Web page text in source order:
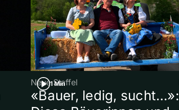
1 Min
Neue Staffel
«Bauer, ledig, sucht…»: